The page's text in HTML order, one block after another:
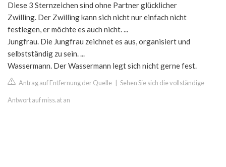
Diese 3 Sternzeichen sind ohne Partner glücklicher
Zwilling. Der Zwilling kann sich nicht nur einfach nicht
festlegen, er möchte es auch nicht. ...
Jungfrau. Die Jungfrau zeichnet es aus, organisiert und
selbstständig zu sein. ...
Wassermann. Der Wassermann legt sich nicht gerne fest.
Antrag auf Entfernung der Quelle Sehen Sie sich die vollständige
Antwort auf miss.at an